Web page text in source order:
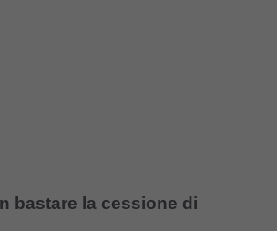
bastare la cessione di